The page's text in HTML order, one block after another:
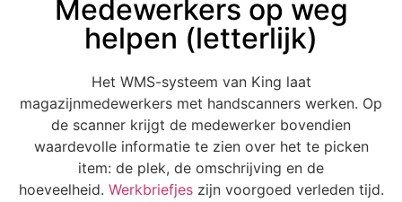
Medewerkers op weg
helpen (letterlijk)
Het WMS-systeem van King laat
magazijnmedewerkers met handscanners werken. Op
de scanner krijgt de medewerker bovendien
waardevolle informatie te zien over het te picken
item: de plek, de omschrijving en de
hoeveelheid. Werkbriefjeszijn voorgoed verleden tijd.